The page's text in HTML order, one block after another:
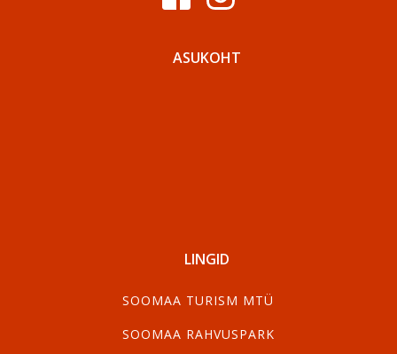
ASUKOHT
LINGID
SOOMAA TURISM MTÜ
SOOMAA RAHVUSPARK